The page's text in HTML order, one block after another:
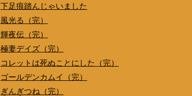
下足痕踏んじゃいました
風光る（完）
輝夜伝（完）
極妻デイズ（完）
コレットは死ぬことにした（完）
ゴールデンカムイ（完）
ぎんぎつね（完）